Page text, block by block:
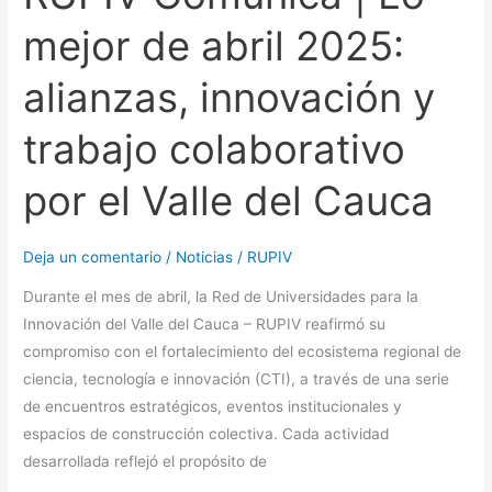
mejor de abril 2025:
alianzas, innovación y
trabajo colaborativo
por el Valle del Cauca
Deja un comentario / Noticias / RUPIV
Durante el mes de abril, la Red de Universidades para la
Innovación del Valle del Cauca – RUPIV reafirmó su
compromiso con el fortalecimiento del ecosistema regional de
ciencia, tecnología e innovación (CTI), a través de una serie
de encuentros estratégicos, eventos institucionales y
espacios de construcción colectiva. Cada actividad
desarrollada reflejó el propósito de
Comunica
|
Lo
mejor
de
abril
alianzas,
innovación
y
Cauca